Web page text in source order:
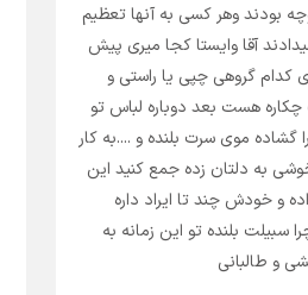
بودند وهر کسی به آنها تعظیم
آقا وایستا کجا میری پیش
کدام گروهی چپی یا راستی و
هست بعد دوباره لباس تو
گشاده موی سرت بلنده و ....به کار
به دلتان زده جمع کنید این
و خودش چند تا ایراد داره
سبیلت بلنده تو این زمانه به
و طالبانی